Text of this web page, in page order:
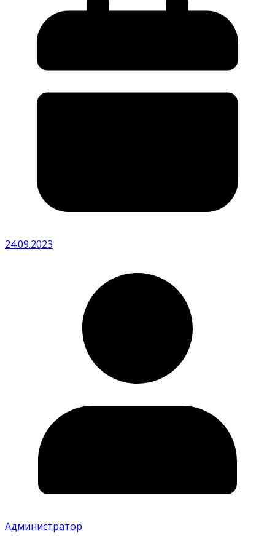
24.09.2023
Администратор